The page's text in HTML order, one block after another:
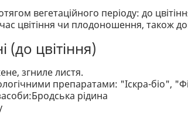
вегетаційного періоду: до
цвітіння чи плодоношення, також
(до цвітіння)
згниле листя.
препаратами: "Іскра-біо",
рідина